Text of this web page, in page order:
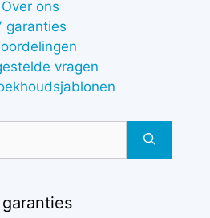
Over ons
garanties
vragen
garanties